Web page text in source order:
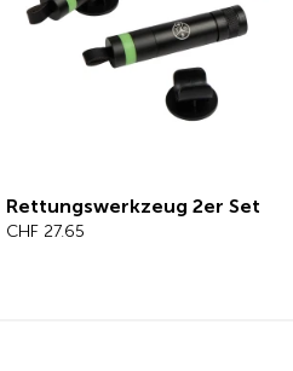
Rettungswerkzeug 2er Set
CHF 27.65